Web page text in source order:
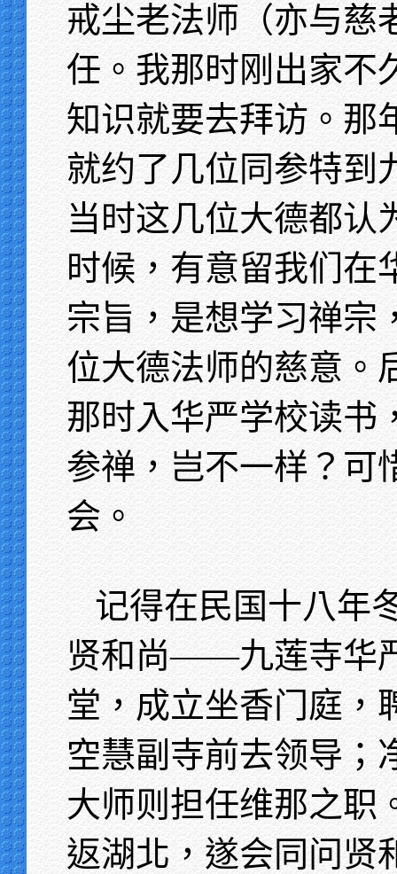
戒尘老法师（亦与慈
任。我那时刚出家不
知识就要去拜访。那
就约了几位同参特到
当时这几位大德都认
时候，有意留我们在
宗旨，是想学习禅宗
位大德法师的慈意。
那时入华严学校读书
参禅，岂不一样？可
会。
记得在民国十八年
贤和尚——九莲寺华
堂，成立坐香门庭，
空慧副寺前去领导；
大师则担任维那之职
返湖北，遂会同问贤